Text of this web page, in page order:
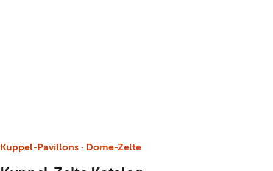
Kuppel-Pavillons · Dome-Zelte